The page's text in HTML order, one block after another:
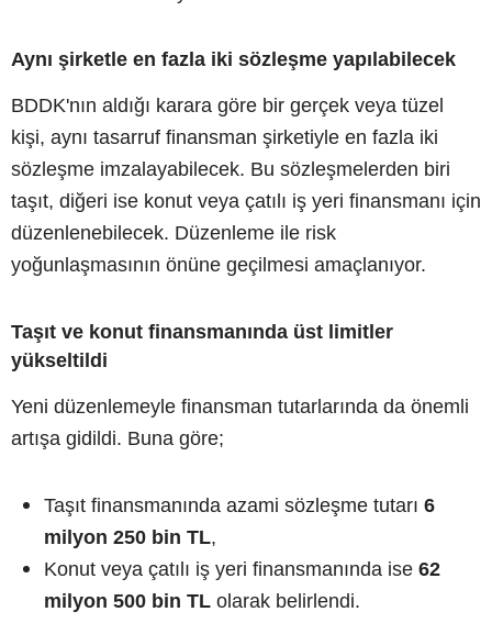
Aynı şirketle en fazla iki sözleşme yapılabilecek
BDDK'nın aldığı karara göre bir gerçek veya tüzel
kişi, aynı tasarruf finansman şirketiyle en fazla iki
sözleşme imzalayabilecek. Bu sözleşmelerden biri
taşıt, diğeri ise konut veya çatılı iş yeri finansmanı için
düzenlenebilecek. Düzenleme ile risk
yoğunlaşmasının önüne geçilmesi amaçlanıyor.
Taşıt ve konut finansmanında üst limitler
yükseltildi
Yeni düzenlemeyle finansman tutarlarında da önemli
artışa gidildi. Buna göre;
Taşıt finansmanında azami sözleşme tutarı 6
milyon 250 bin TL,
Konut veya çatılı iş yeri finansmanında ise 62
milyon 500 bin TL olarak belirlendi.